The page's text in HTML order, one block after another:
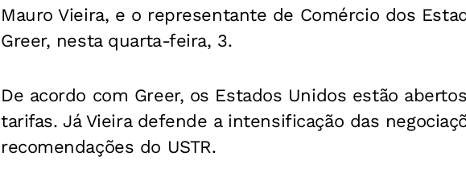
Mauro Vieira, e o representante de Comércio dos
Greer, nesta quarta-feira, 3.
De acordo com Greer, os Estados Unidos estão
tarifas. Já Vieira defende a intensificação das
recomendações do USTR.